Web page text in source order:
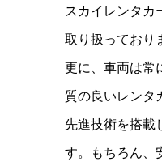
スカイレンタカ
取り扱っており
更に、車両は常
質の良いレンタ
先進技術を搭載
す。もちろん、